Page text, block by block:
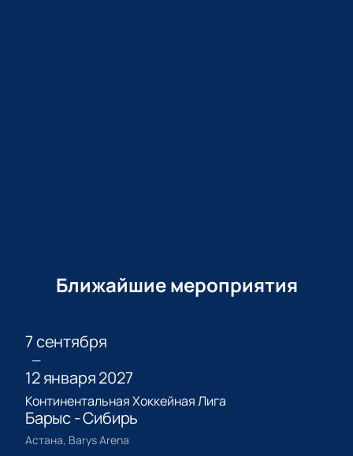
Ближайшие мероприятия
7 сентября
—
12 января 2027
Континентальная Хоккейная Лига
Барыс - Сибирь
Астана, Barys Arena